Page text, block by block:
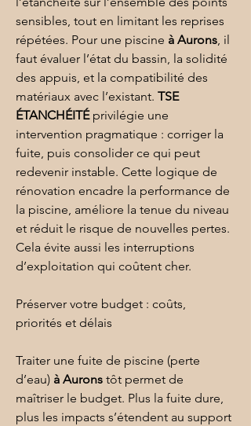
sensibles, tout en limitant les reprises
répétées. Pour une piscine à Aurons, il
faut évaluer l’état du bassin, la solidité
des appuis, et la compatibilité des
matériaux avec l’existant. TSE
ÉTANCHÉITÉ privilégie une
intervention pragmatique : corriger la
fuite, puis consolider ce qui peut
redevenir instable. Cette logique de
rénovation encadre la performance de
la piscine, améliore la tenue du niveau
et réduit le risque de nouvelles pertes.
Cela évite aussi les interruptions
d’exploitation qui coûtent cher.
Préserver votre budget : coûts,
priorités et délais
Traiter une fuite de piscine (perte
d’eau) à Aurons tôt permet de
maîtriser le budget. Plus la fuite dure,
plus les impacts s’étendent au support